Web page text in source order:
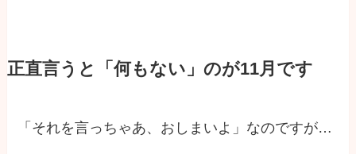
正直言うと「何もない」のが11月です
「それを言っちゃあ、おしまいよ」なのですが…